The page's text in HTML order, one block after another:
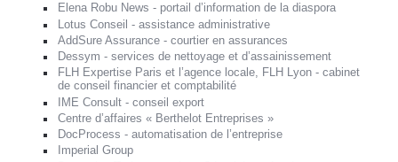
Elena Robu News - portail d’information de la diaspora
Lotus Conseil - assistance administrative
AddSure Assurance - courtier en assurances
Dessym - services de nettoyage et d’assainissement
FLH Expertise Paris et l’agence locale, FLH Lyon - cabinet
de conseil financier et comptabilité
IME Consult - conseil export
Centre d’affaires « Berthelot Entreprises »
DocProcess - automatisation de l’entreprise
Imperial Group